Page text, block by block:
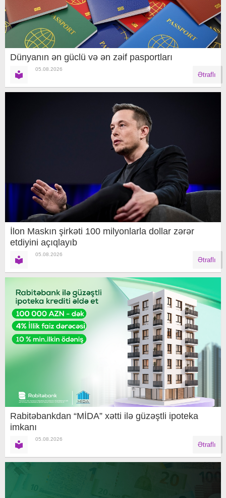
Dünyanın ən güclü və ən zəif pasportları
05.08.2026
Ətraflı
İlon Maskın şirkəti 100 milyonlarla dollar zərər
etdiyini açıqlayıb
05.08.2026
Ətraflı
Rabitəbankdan “MİDA” xətti ilə güzəştli ipoteka
imkanı
05.08.2026
Ətraflı